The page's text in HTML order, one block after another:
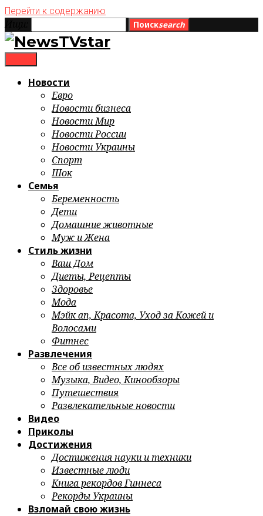
Перейти к содержанию
Поискsearch
Новости
Евро
Новости бизнеса
Новости Мир
Новости России
Новости Украины
Спорт
Шок
Семья
Беременность
Дети
Домашние животные
Муж и Жена
Стиль жизни
Ваш Дом
Диеты, Рецепты
Здоровье
Мода
Мэйк ап, Красота, Уход за Кожей и
Волосами
Фитнес
Развлечения
Все об известных людях
Музыка, Видео, Кинообзоры
Путешествия
Развлекательные новости
Видео
Приколы
Достижения
Достижения науки и техники
Известные люди
Книга рекордов Гиннеса
Рекорды Украины
Взломай свою жизнь